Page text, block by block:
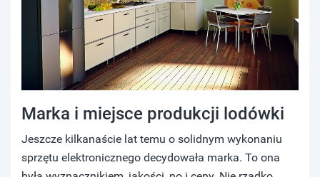
Marka i miejsce produkcji lodówki
Jeszcze kilkanaście lat temu o solidnym wykonaniu
sprzętu elektronicznego decydowała marka. To ona